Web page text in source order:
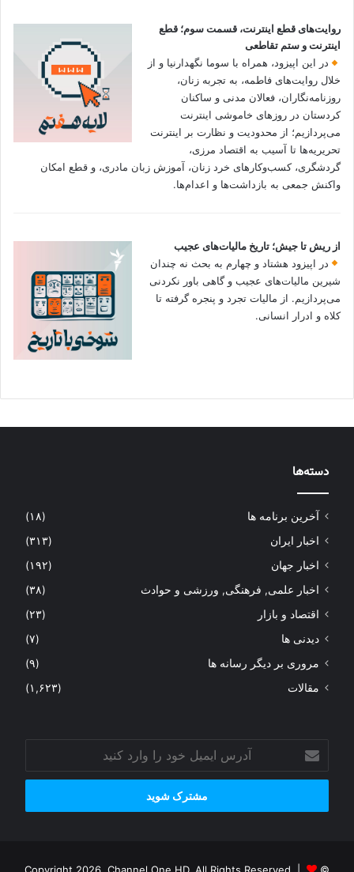
روایت‌های قطع اینترنت، قسمت سوم؛ قطع
اینترنت و ستم تقاطعی
در این اپیزود، همراه با سوما نگهدارنیا و از
خلال روایت‌های فاطمه، به تجربه زنان،
روزنامه‌نگاران، فعالان مدنی و ساکنان
کردستان در روزهای خاموشی اینترنت
می‌پردازیم؛ از محدودیت و نظارت بر اینترنت
تحریریه‌ها تا آسیب به اقتصاد مرزی،
گردشگری، کسب‌وکارهای خرد زنان، آموزش زبان مادری، و قطع امکان
واکنش جمعی به بازداشت‌ها و اعدام‌ها.
از ریش تا جیش؛ تاریخ مالیات‌های عجیب
در اپیزود هشتاد و چهارم به بحث نه چندان
شیرین مالیات‌های عجیب و گاهی باور نکردنی‌
می‌پردازیم. از مالیات تجرد و پنجره گرفته تا
کلاه و ادرار انسانی.
دسته‌ها
آخرین برنامه ها
(۱۸)
اخبار ایران
(۳۱۳)
اخبار جهان
(۱۹۲)
اخبار علمی, فرهنگی, ورزشی و حوادث
(۳۸)
اقتصاد و بازار
(۲۳)
دیدنی ها
(۷)
مروری بر دیگر رسانه ها
(۹)
مقالات
(۱,۶۲۳)
ایمیل
خود
وارد